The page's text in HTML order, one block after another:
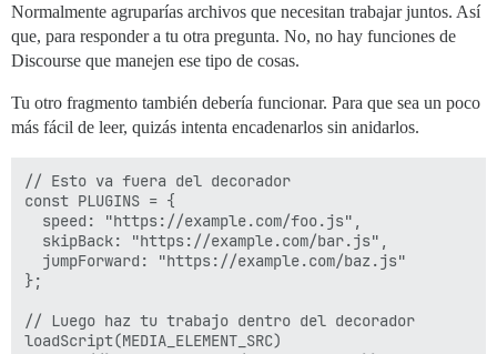
Normalmente agruparías archivos que necesitan trabajar juntos. Así
que, para responder a tu otra pregunta. No, no hay funciones de
Discourse que manejen ese tipo de cosas.
Tu otro fragmento también debería funcionar. Para que sea un poco
más fácil de leer, quizás intenta encadenarlos sin anidarlos.
// Esto va fuera del decorador
const PLUGINS = {
  speed: "https://example.com/foo.js",
  skipBack: "https://example.com/bar.js",
  jumpForward: "https://example.com/baz.js"
};
// Luego haz tu trabajo dentro del decorador
loadScript(MEDIA_ELEMENT_SRC)